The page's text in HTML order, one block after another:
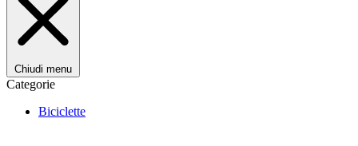
Chiudi menu
Categorie
Biciclette